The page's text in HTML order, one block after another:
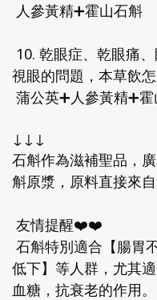
人參黃精➕霍山石斛
10. 乾眼症、乾眼痛
視眼的問題，本草飲
蒲公英➕人參黃精➕
↓↓↓
石斛作為滋補聖品，
斛原漿，原料直接來
友情提醒❤️❤️
石斛特別適合【腸胃
低下】等人群，尤其
血糖，抗衰老的作用。